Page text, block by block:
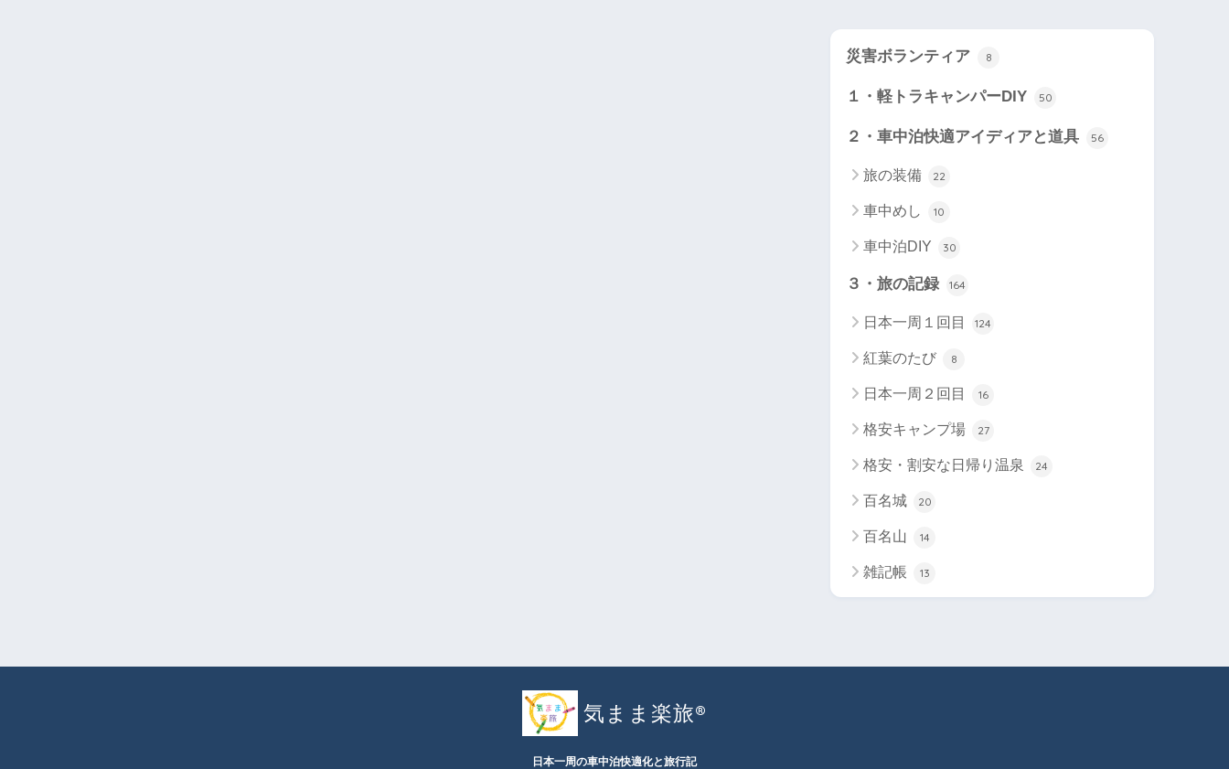
災害ボランティア 8
１・軽トラキャンパーDIY 50
２・車中泊快適アイディアと道具 56
旅の装備 22
車中めし 10
車中泊DIY 30
３・旅の記録 164
日本一周１回目 124
紅葉のたび 8
日本一周２回目 16
格安キャンプ場 27
格安・割安な日帰り温泉 24
百名城 20
百名山 14
雑記帳 13
気まま楽旅®︎
日本一周の車中泊快適化と旅行記